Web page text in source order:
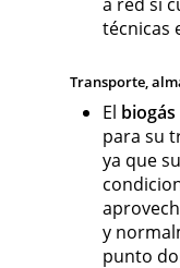
técnicas
Transporte,
El biogás
para su
ya que
y
punto